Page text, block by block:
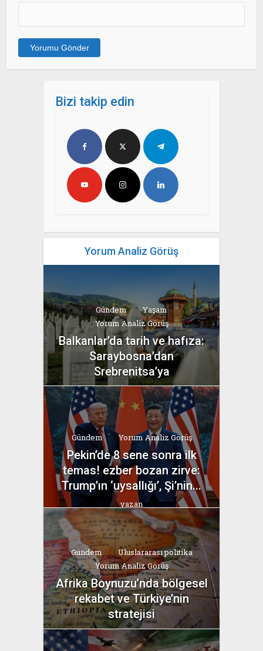
Bizi takip edin
Yorum Analiz Görüş
Gündem
Yaşam
Yorum Analiz Görüş
Balkanlar’da tarih ve hafıza:
Saraybosna’dan
Srebrenitsa’ya
yazan
Bahri Ak
Gündem Yorum Analiz Görüş
Pekin’de 8 sene sonra ilk
temas! ezber bozan zirve:
Trump’ın ‘uysallığı’, Şi’nin...
yazan
Bahri Ak
Gündem
Uluslararası politika
Yorum Analiz Görüş
Afrika Boynuzu’nda bölgesel
rekabet ve Türkiye’nin
stratejisi
yazan
Bahri Ak